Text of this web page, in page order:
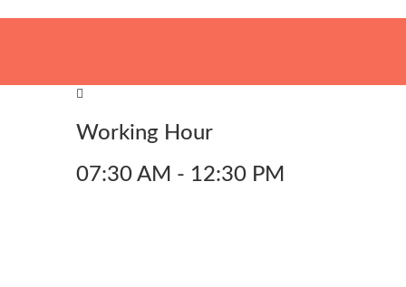
Working Hour
07:30 AM - 12:30 PM